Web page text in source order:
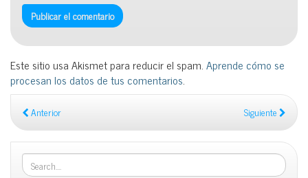
Este sitio usa Akismet para reducir el spam.Aprende cómo se
procesan los datos de tus comentarios.
Anterior Siguiente